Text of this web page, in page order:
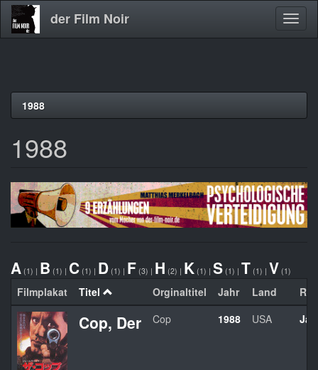
Direkt
der Film Noir
1988
1988
A (1) | B (1) | C (1) | D (1) | F (3) | H (2) | K (1) | S (1) | T (1) | V (1)
Filmplakat Titel Orginaltitel Jahr Land
Cop, Der Cop 1988 USA